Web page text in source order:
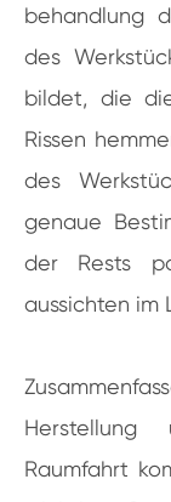
behandlung
des
bildet, die
Rissen
des
genaue
der Rests
aussichten im
Raumfahrt